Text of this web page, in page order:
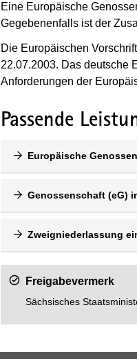
Eine Europäische
Gegebenenfalls ist der
Die Europäischen
22.07.2003. Das deutsche
Anforderungen der
Passende
Europäische
Genossenschaft (eG)
Zweigniederlassung
Freigabevermerk
Sächsisches